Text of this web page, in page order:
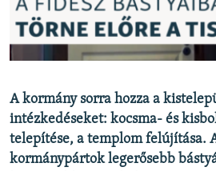
VILÁG
KLÍMAVÁLTOZÁS
KÖVESSEN MINKET!
A kormány sorra hozza a
intézkedéseket: kocsma- és
telepítése, a templom felújítása.
kormánypártok legerősebb